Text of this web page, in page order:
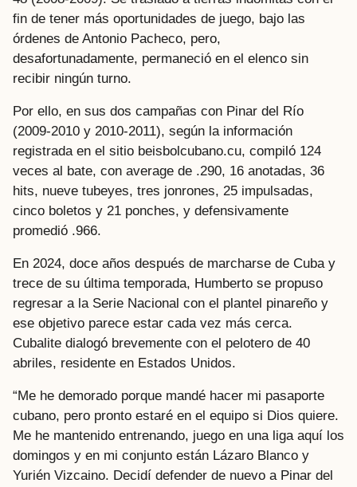
fin de tener más oportunidades de juego, bajo las
órdenes de Antonio Pacheco, pero,
desafortunadamente, permaneció en el elenco sin
recibir ningún turno.
Por ello, en sus dos campañas con Pinar del Río
(2009-2010 y 2010-2011), según la información
registrada en el sitio beisbolcubano.cu, compiló 124
veces al bate, con average de .290, 16 anotadas, 36
hits, nueve tubeyes, tres jonrones, 25 impulsadas,
cinco boletos y 21 ponches, y defensivamente
promedió .966.
En 2024, doce años después de marcharse de Cuba y
trece de su última temporada, Humberto se propuso
regresar a la Serie Nacional con el plantel pinareño y
ese objetivo parece estar cada vez más cerca.
Cubalite dialogó brevemente con el pelotero de 40
abriles, residente en Estados Unidos.
“Me he demorado porque mandé hacer mi pasaporte
cubano, pero pronto estaré en el equipo si Dios quiere.
Me he mantenido entrenando, juego en una liga aquí los
domingos y en mi conjunto están Lázaro Blanco y
Yurién Vizcaino. Decidí defender de nuevo a Pinar del